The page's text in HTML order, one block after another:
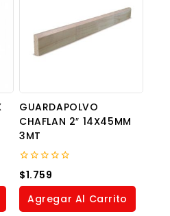
GUARDAPOLVO
CHAFLAN 2″ 14X45MM
3MT
0
out
of
$1.759
Agregar Al Carrito